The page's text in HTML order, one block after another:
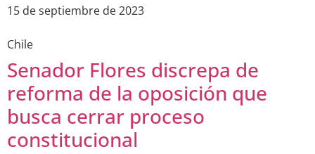
15 de septiembre de 2023
Chile
Senador Flores discrepa de
reforma de la oposición que
busca cerrar proceso
constitucional